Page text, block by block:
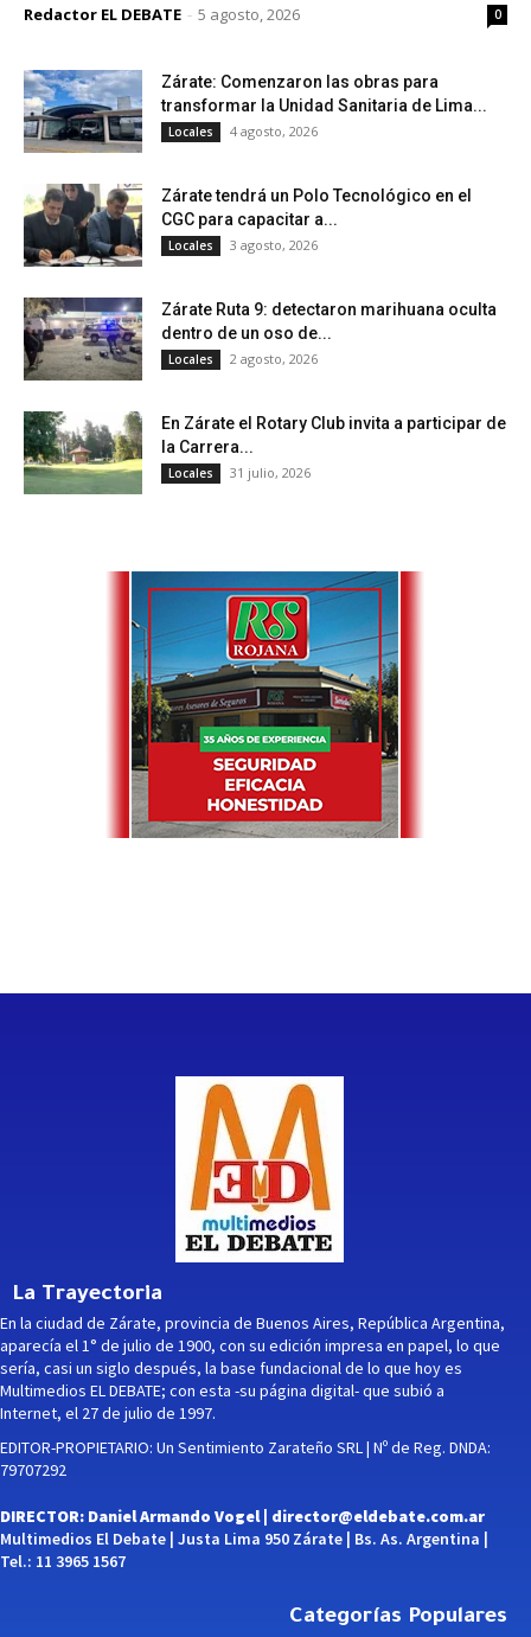
Redactor EL DEBATE - 5 agosto, 2026 0
Zárate: Comenzaron las obras para
transformar la Unidad Sanitaria de Lima...
Locales 4 agosto, 2026
Zárate tendrá un Polo Tecnológico en el
CGC para capacitar a...
Locales 3 agosto, 2026
Zárate Ruta 9: detectaron marihuana oculta
dentro de un oso de...
Locales 2 agosto, 2026
En Zárate el Rotary Club invita a participar de
la Carrera...
Locales 31 julio, 2026
La Trayectoria
En la ciudad de Zárate, provincia de Buenos Aires, República Argentina,
aparecía el 1° de julio de 1900, con su edición impresa en papel, lo que
sería, casi un siglo después, la base fundacional de lo que hoy es
Multimedios EL DEBATE; con esta -su página digital- que subió a
Internet, el 27 de julio de 1997.
EDITOR-PROPIETARIO: Un Sentimiento Zarateño SRL | Nº de Reg. DNDA:
79707292
DIRECTOR: Daniel Armando Vogel | director@eldebate.com.ar
Multimedios El Debate | Justa Lima 950 Zárate | Bs. As. Argentina |
Tel.: 11 3965 1567
Categorías Populares